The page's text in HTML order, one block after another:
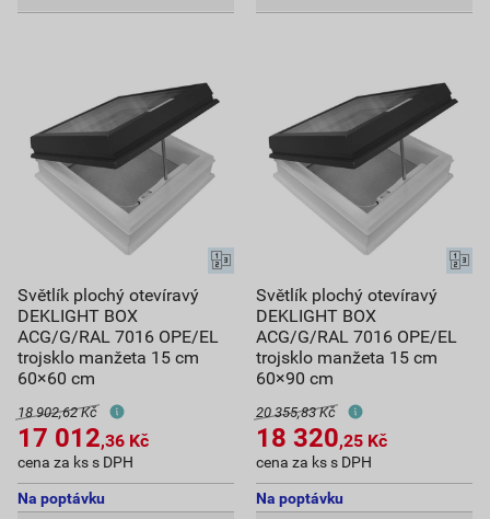
Světlík plochý otevíravý
DEKLIGHT BOX
ACG/G/RAL 7016 OPE/EL
trojsklo manžeta 15 cm
60×60 cm
18 902,62 Kč
17 012,36 Kč
cena za ks s DPH
Na poptávku
Světlík plochý otevíravý
DEKLIGHT BOX
ACG/G/RAL 7016 OPE/EL
trojsklo manžeta 15 cm
60×90 cm
20 355,83 Kč
18 320,25 Kč
cena za ks s DPH
Na poptávku